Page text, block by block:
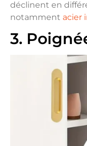
déclinent en
notamment acier
3.